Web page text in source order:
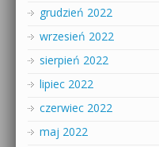
grudzień 2022
wrzesień 2022
sierpień 2022
lipiec 2022
czerwiec 2022
maj 2022